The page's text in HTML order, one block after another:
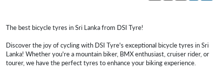
The best bicycle tyres in Sri Lanka from DSI Tyre!
Discover the joy of cycling with DSI Tyre's exceptional bicycle tyres in Sri
Lanka! Whether you're a mountain biker, BMX enthusiast, cruiser rider, or
tourer, we have the perfect tyres to enhance your biking experience.